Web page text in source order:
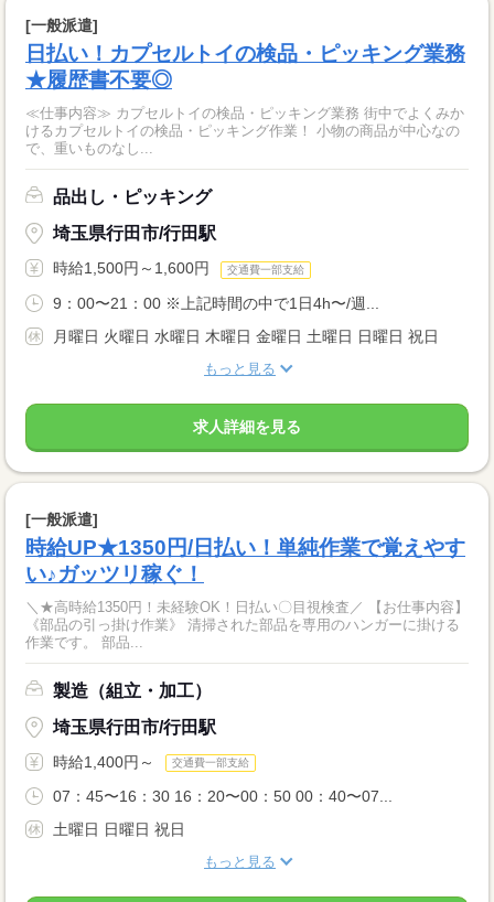
[一般派遣]
日払い！カプセルトイの検品・ピッキング業務
★履歴書不要◎
≪仕事内容≫ カプセルトイの検品・ピッキング業務 街中でよくみか
けるカプセルトイの検品・ピッキング作業！ 小物の商品が中心なの
で、重いものなし...
品出し・ピッキング
埼玉県行田市/行田駅
時給1,500円～1,600円 交通費一部支給
9：00〜21：00 ※上記時間の中で1日4h〜/週...
月曜日 火曜日 水曜日 木曜日 金曜日 土曜日 日曜日 祝日
もっと見る
求人詳細を見る
[一般派遣]
時給UP★1350円/日払い！単純作業で覚えやす
い♪ガッツリ稼ぐ！
＼★高時給1350円！未経験OK！日払い〇目視検査／ 【お仕事内容】
《部品の引っ掛け作業》 清掃された部品を専用のハンガーに掛ける
作業です。 部品...
製造（組立・加工）
埼玉県行田市/行田駅
時給1,400円～ 交通費一部支給
07：45〜16：30 16：20〜00：50 00：40〜07...
土曜日 日曜日 祝日
もっと見る